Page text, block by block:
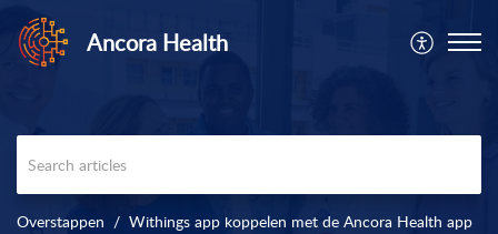
Ancora Health
Overstappen Withings app koppelen met de Ancora Health app